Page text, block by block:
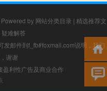
by 网站分类目录 | 精选推荐文
疑难解答
发邮件到f_fb#foxmail.com说明，我们
谢谢
盈利性广告及商业合作